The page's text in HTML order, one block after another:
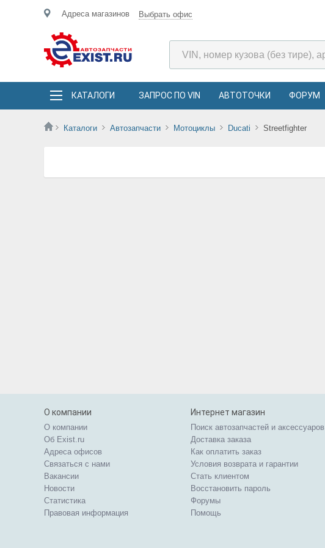
Адреса магазинов Выбрать офис
КАТАЛОГИ ЗАПРОС ПО VIN АВТОТОЧКИ ФОРУМ
Каталоги Автозапчасти Мотоциклы Ducati Streetfighter
О компании
О компании
Об Exist.ru
Адреса офисов
Связаться с нами
Вакансии
Новости
Статистика
Правовая информация
Интернет магазин
Поиск автозапчастей и аксессуаров
Доставка заказа
Как оплатить заказ
Условия возврата и гарантии
Стать клиентом
Восстановить пароль
Форумы
Помощь